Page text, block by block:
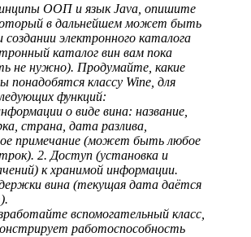
ООП и язык Java, опишите
в дальнейшем может быть
электронного каталога
каталог вин вам пока
не нужно). Продумайте, какие
понадобятся классу Wine, для
функций:
о виде вина: название,
страна, дата разлива,
примечание (может быть любое
2. Доступ (установка и
к хранимой информации.
вина (текущая дата даётся
вспомогательный класс,
работоспособность